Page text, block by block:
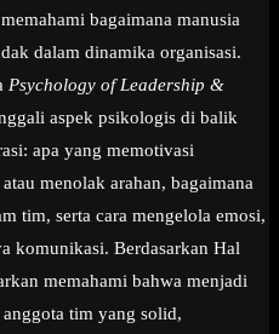
bagaimana manusia
dalam dinamika organisasi.
Psychology of Leadership &
aspek psikologis di balik
apa yang memotivasi
menolak arahan, bagaimana
tim, serta cara mengelola emosi,
komunikasi. Berdasarkan Hal
memahami bahwa menjadi
tim yang solid,